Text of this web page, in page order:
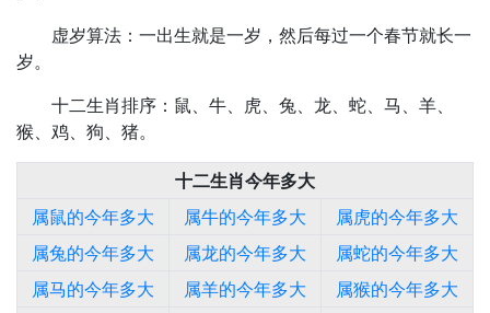
虚岁算法：一出生就是一岁，然后每过一个春节就长一
岁。
十二生肖排序：鼠、牛、虎、兔、龙、蛇、马、羊、
猴、鸡、狗、猪。
十二生肖今年多大
属鼠的今年多大
属牛的今年多大
属虎的今年多大
属兔的今年多大
属龙的今年多大
属蛇的今年多大
属马的今年多大
属羊的今年多大
属猴的今年多大